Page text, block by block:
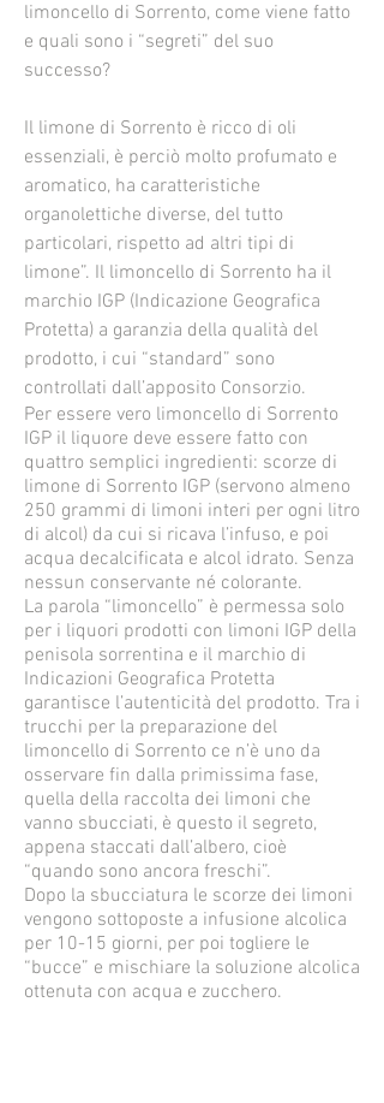
limoncello di Sorrento, come viene fatto
e quali sono i “segreti” del suo
successo?
Il limone di Sorrento è ricco di oli
essenziali, è perciò molto profumato e
aromatico, ha caratteristiche
organolettiche diverse, del tutto
particolari, rispetto ad altri tipi di
limone”. Il limoncello di Sorrento ha il
marchio IGP (Indicazione Geografica
Protetta) a garanzia della qualità del
prodotto, i cui “standard” sono
controllati dall’apposito Consorzio.
Per essere vero limoncello di Sorrento
IGP il liquore deve essere fatto con
quattro semplici ingredienti: scorze di
limone di Sorrento IGP (servono almeno
250 grammi di limoni interi per ogni litro
di alcol) da cui si ricava l’infuso, e poi
acqua decalcificata e alcol idrato. Senza
nessun conservante né colorante.
La parola “limoncello” è permessa solo
per i liquori prodotti con limoni IGP della
penisola sorrentina e il marchio di
Indicazioni Geografica Protetta
garantisce l’autenticità del prodotto. Tra i
trucchi per la preparazione del
limoncello di Sorrento ce n’è uno da
osservare fin dalla primissima fase,
quella della raccolta dei limoni che
vanno sbucciati, è questo il segreto,
appena staccati dall’albero, cioè
“quando sono ancora freschi”.
Dopo la sbucciatura le scorze dei limoni
vengono sottoposte a infusione alcolica
per 10-15 giorni, per poi togliere le
“bucce” e mischiare la soluzione alcolica
ottenuta con acqua e zucchero.